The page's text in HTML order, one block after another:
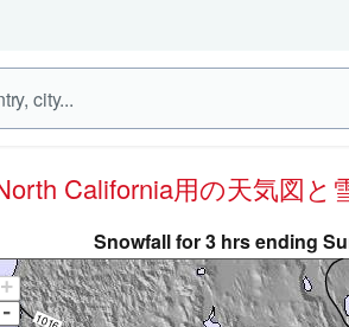
North California用の天気図と
Snowfall for 3 hrs ending
+
-